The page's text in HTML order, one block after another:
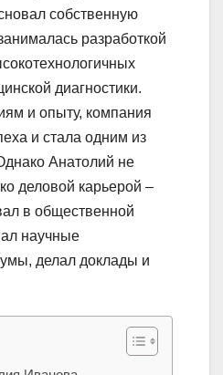
собственную
разработкой
диагностики.
и опыту, компания
и стала одним из
Анатолий не
деловой карьерой –
в общественной
научные
делал доклады и